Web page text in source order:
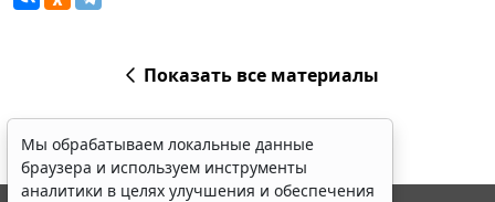
Показать все материалы
Мы обрабатываем локальные данные
браузера и используем инструменты
аналитики в целях улучшения и обеспечения